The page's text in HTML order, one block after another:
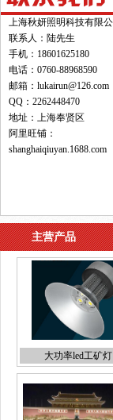
上海秋妍照明科技有限公
联系人：陆先生
手机：18601625180
电话：0760-88968590
邮箱：lukairun@126.com
QQ：2262448470
地址：上海奉贤区
阿里旺铺：
shanghaiqiuyan.1688.com
主营产品
大功率led工矿灯